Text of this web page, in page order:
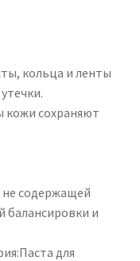
кольца и ленты
сохраняют
не содержащей
балансировки и
для